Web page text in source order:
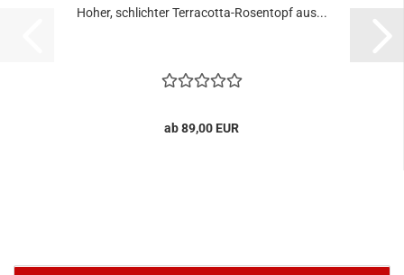
Hoher, schlichter Terracotta-Rosentopf aus...
ab 89,00 EUR